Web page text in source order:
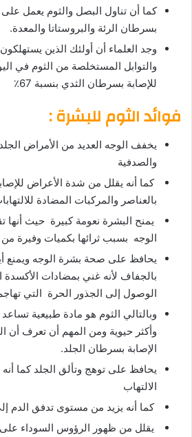
كما أن تناول البصل والثوم يعمل
بسرطان الرئة والبروستاتا والمعدة.
وجد العلماء أن أولئك الذين
والتوابل المستخلصة من الثوم في
للإصابة بسرطان الثدي بنسبة 67٪
فوائد الثوم للبشرة:
يخفف الوجه العديد من الأمراض
والصدفية
كما أنه يقلل من شدة الأعراض
بالعناصر والمركبات المضادة
يمنح البشرة نعومة كبيرة حيث أنها
الوجه بسبب ثرائها بكميات وفيرة من
يحافظ على صحة بشرة الوجه ويمنع
بالجفاف لأنه غني بمضادات الأكسدة
الوصول إلى الجذور الحرة التي
وبالتالي الثوم هو مادة طبيعية
وأكثر حيوية ومن المهم أن تعرف أن
الإصابة بسرطان الجلد.
يحافظ على توهج وتألق الجلد كما
الالتهاب
كما أنه يزيد من مستوى تدفق الدم
يقلل من ظهور الرؤوس السوداء